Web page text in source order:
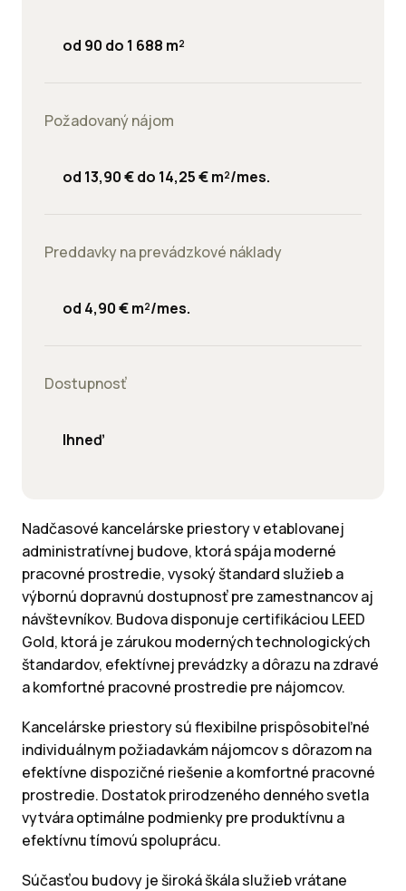
od 90 do 1 688 m²
Požadovaný nájom
od 13,90 € do 14,25 € m²/mes.
Preddavky na prevádzkové náklady
od 4,90 € m²/mes.
Dostupnosť
Ihneď
Nadčasové kancelárske priestory v etablovanej
administratívnej budove, ktorá spája moderné
pracovné prostredie, vysoký štandard služieb a
výbornú dopravnú dostupnosť pre zamestnancov aj
návštevníkov. Budova disponuje certifikáciou LEED
Gold, ktorá je zárukou moderných technologických
štandardov, efektívnej prevádzky a dôrazu na zdravé
a komfortné pracovné prostredie pre nájomcov.
Kancelárske priestory sú flexibilne prispôsobiteľné
individuálnym požiadavkám nájomcov s dôrazom na
efektívne dispozičné riešenie a komfortné pracovné
prostredie. Dostatok prirodzeného denného svetla
vytvára optimálne podmienky pre produktívnu a
efektívnu tímovú spoluprácu.
Súčasťou budovy je široká škála služieb vrátane